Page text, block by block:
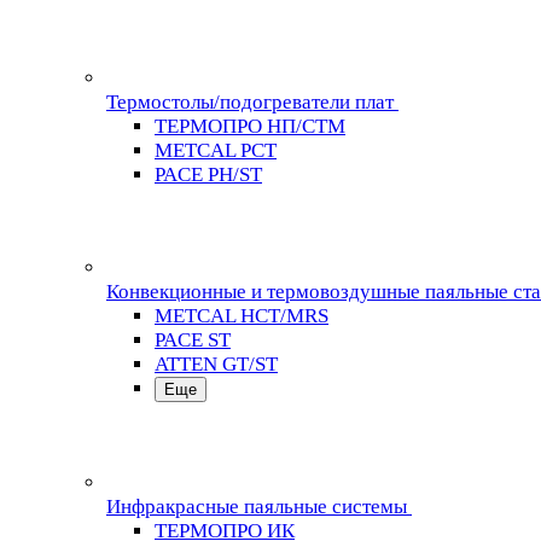
Термостолы/подогреватели плат
ТЕРМОПРО НП/СТМ
METCAL PCT
PACE PH/ST
Конвекционные и термовоздушные паяльные
METCAL HCT/MRS
PACE ST
ATTEN GT/ST
Еще
Инфракрасные паяльные системы
ТЕРМОПРО ИК